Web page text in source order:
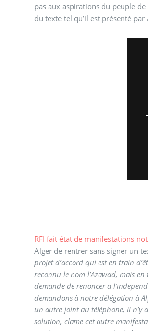
pas aux aspirations du peuple
du texte tel qu’il est présenté
RFI fait état de manifestations
Alger de rentrer sans signer un
projet d’accord qui est en train
reconnu le nom l’Azawad, mais
demandé de renoncer à
demandons à notre délégation à
un autre joint au téléphone, il n’y
solution, clame cet autre